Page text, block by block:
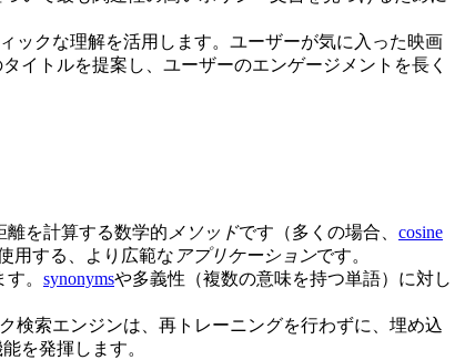
ックな理解を活用します。ユーザーが気に入った映画
イトルを提案し、ユーザーのエンゲージメントを長く
離を計算する数学的 メソッドです（多くの場合、 cosine
用する、より広範な アプリケーションです。
。 synonymsや多義性（複数の意味を持つ単語）に対し
検索エンジンは、再トレーニングを行わずに、埋め込
を発揮します。